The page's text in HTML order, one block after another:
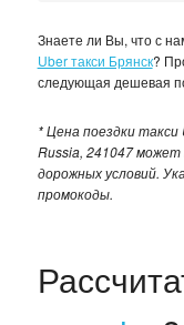
Знаете ли Вы, что с
Uber такси Брянск?
следующая дешевая
* Цена поездки такси
Russia, 241047
дорожных условий.
промокоды.